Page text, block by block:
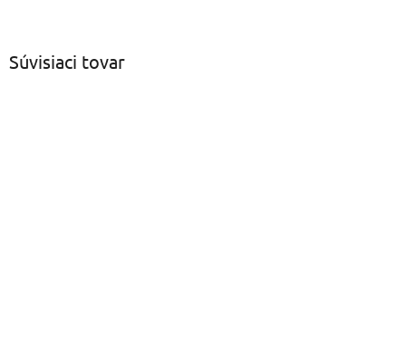
Súvisiaci tovar